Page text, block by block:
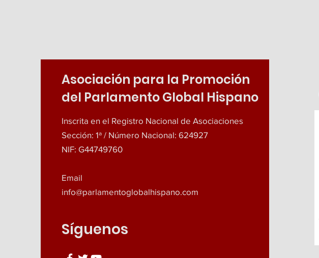
Asociación para la Promoción
del Parlamento Global Hispano
Inscrita en el Registro Nacional de Asociaciones
Sección: 1ª / Número Nacional: 624927
NIF: G44749760
Email
info@parlamentoglobalhispano.com
Síguenos